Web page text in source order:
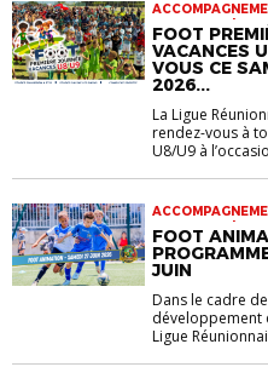
ANIMATION |
CLUBS
FOOT
VACANCES
VOUS CE
2026...
La Ligue
rendez-vous à
U8/U9 à
ANIMATION |
U13 | U9 | VIE
FOOT
JUIN
Dans le cadre
développement
Ligue